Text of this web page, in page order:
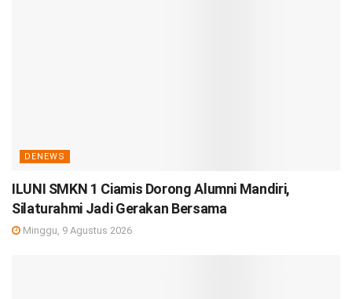
DENEWS
ILUNI SMKN 1 Ciamis Dorong Alumni Mandiri,
Silaturahmi Jadi Gerakan Bersama
Minggu, 9 Agustus 2026